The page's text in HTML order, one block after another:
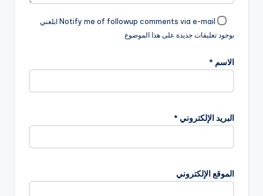
Notify me of followup comments via e-mail ابلغني
بوجود تعليقات جديدة على هذا الموضوع
الاسم *
البريد الإلكتروني *
الموقع الإلكتروني